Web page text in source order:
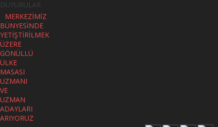
DUYURULAR
MERKEZİMİZ
BÜNYESİNDE
YETİŞTİRİLMEK
ÜZERE
GÖNÜLLÜ
ÜLKE
MASASI
UZMANI
VE
UZMAN
ADAYLARI
ARIYORUZ